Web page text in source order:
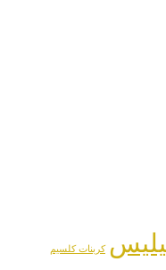
کربنات کلسیم